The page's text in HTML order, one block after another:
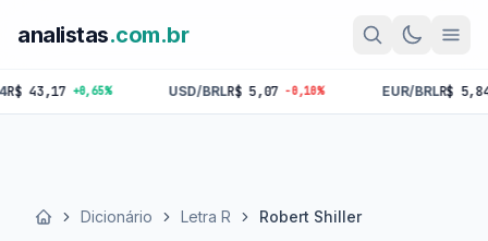
analistas.com.br
+0,65% USD/BRLR$ 5,07 -0,10% EUR/BRLR$ 5,84 -
Início Dicionário Letra R Robert Shiller